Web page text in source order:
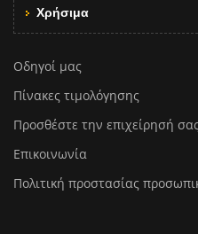
Χρήσιμα
Οδηγοί μας
Πίνακες τιμολόγησης
Προσθέστε την επιχείρησή
Επικοινωνία
Πολιτική προστασίας